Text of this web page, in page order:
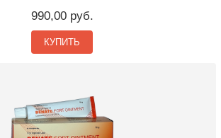
990,00 руб.
КУПИТЬ